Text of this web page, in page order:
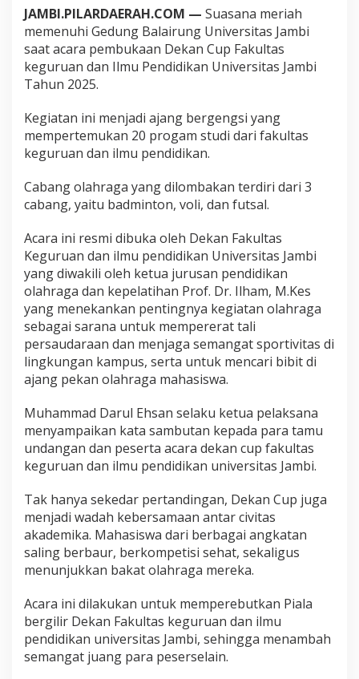
u
a
n
d
a
m
u
P
n
d
i
k
a
n
U
n
a
e
a
n
s
u
g
M
r
i
a
JAMBI.PILARDAERAH.COM — Suasana meriah
memenuhi Gedung Balairung Universitas Jambi
saat acara pembukaan Dekan Cup Fakultas
keguruan dan Ilmu Pendidikan Universitas Jambi
Tahun 2025.
Kegiatan ini menjadi ajang bergengsi yang
mempertemukan 20 progam studi dari fakultas
keguruan dan ilmu pendidikan.
Cabang olahraga yang dilombakan terdiri dari 3
cabang, yaitu badminton, voli, dan futsal.
Acara ini resmi dibuka oleh Dekan Fakultas
Keguruan dan ilmu pendidikan Universitas Jambi
yang diwakili oleh ketua jurusan pendidikan
olahraga dan kepelatihan Prof. Dr. Ilham, M.Kes
yang menekankan pentingnya kegiatan olahraga
sebagai sarana untuk mempererat tali
persaudaraan dan menjaga semangat sportivitas di
lingkungan kampus, serta untuk mencari bibit di
ajang pekan olahraga mahasiswa.
Muhammad Darul Ehsan selaku ketua pelaksana
menyampaikan kata sambutan kepada para tamu
undangan dan peserta acara dekan cup fakultas
keguruan dan ilmu pendidikan universitas Jambi.
Tak hanya sekedar pertandingan, Dekan Cup juga
menjadi wadah kebersamaan antar civitas
akademika. Mahasiswa dari berbagai angkatan
saling berbaur, berkompetisi sehat, sekaligus
menunjukkan bakat olahraga mereka.
Acara ini dilakukan untuk memperebutkan Piala
bergilir Dekan Fakultas keguruan dan ilmu
pendidikan universitas Jambi, sehingga menambah
semangat juang para peserselain.